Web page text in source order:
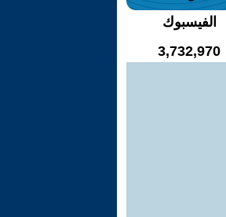
الفيسبوك
3,732,970